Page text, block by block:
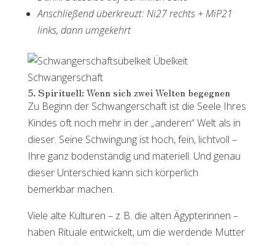
Anschließend überkreuzt: Ni27 rechts + MiP21
links, dann umgekehrt
5. Spirituell: Wenn sich zwei Welten begegnen
Zu Beginn der Schwangerschaft ist die Seele Ihres
Kindes oft noch mehr in der „anderen“ Welt als in
dieser. Seine Schwingung ist hoch, fein, lichtvoll –
Ihre ganz bodenständig und materiell. Und genau
dieser Unterschied kann sich körperlich
bemerkbar machen.
Viele alte Kulturen – z. B. die alten Ägypterinnen –
haben Rituale entwickelt, um die werdende Mutter